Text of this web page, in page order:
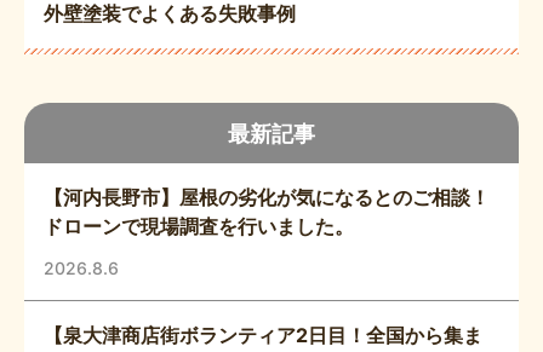
最新記事
【河内長野市】屋根の劣化が気になるとのご相談！
ドローンで現場調査を行いました。
2026.8.6
【泉大津商店街ボランティア2日目！全国から集ま
外壁塗装でよくある失敗事例